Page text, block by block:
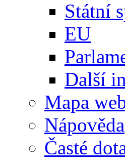
Státní
EU
Další
Mapa
Nápověda
Časté